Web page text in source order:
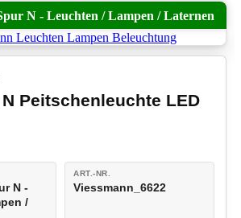
N - Leuchten / Lampen / Laternen
Peitschenleuchte LED
N -
/
ART.-NR.
Viessmann_6622